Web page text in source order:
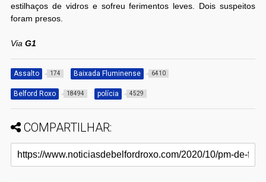
estilhaços de vidros e sofreu ferimentos leves. Dois suspeitos
foram presos.
Via G1
Assalto 174 Baixada Fluminense 6410
Belford Roxo 18494 polícia 4529
COMPARTILHAR: